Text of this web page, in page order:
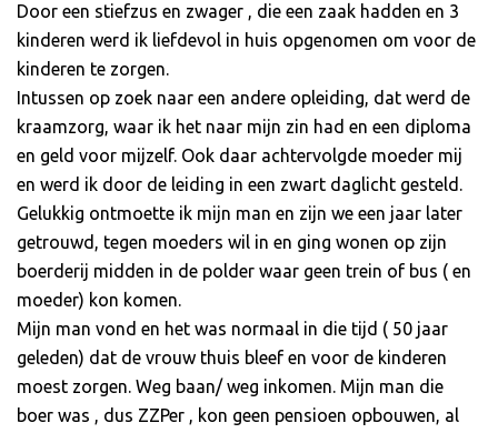
Door een stiefzus en zwager , die een zaak hadden en 3
kinderen werd ik liefdevol in huis opgenomen om voor de
kinderen te zorgen.
Intussen op zoek naar een andere opleiding, dat werd de
kraamzorg, waar ik het naar mijn zin had en een diploma
en geld voor mijzelf. Ook daar achtervolgde moeder mij
en werd ik door de leiding in een zwart daglicht gesteld.
Gelukkig ontmoette ik mijn man en zijn we een jaar later
getrouwd, tegen moeders wil in en ging wonen op zijn
boerderij midden in de polder waar geen trein of bus ( en
moeder) kon komen.
Mijn man vond en het was normaal in die tijd ( 50 jaar
geleden) dat de vrouw thuis bleef en voor de kinderen
moest zorgen. Weg baan/ weg inkomen. Mijn man die
boer was , dus ZZPer , kon geen pensioen opbouwen, al